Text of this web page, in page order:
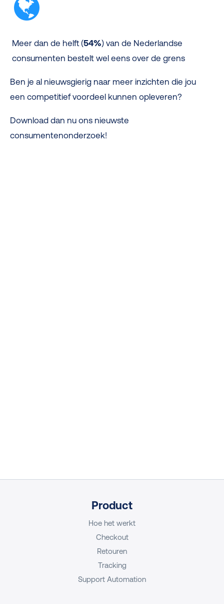
Meer dan de helft (54%) van de Nederlandse
consumenten bestelt wel eens over de grens
Ben je al nieuwsgierig naar meer inzichten die jou
een competitief voordeel kunnen opleveren?
Download dan nu ons nieuwste
consumentenonderzoek!
Product
Hoe het werkt
Checkout
Retouren
Tracking
Support Automation